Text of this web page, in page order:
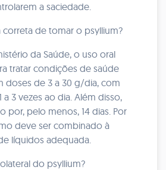
a saciedade.
correta de tomar o psyllium?
da Saúde, o uso oral
tratar condições de saúde
doses de 3 a 30 g/dia, com
a 3 vezes ao dia. Além disso,
por, pelo menos, 14 dias. Por
deve ser combinado à
líquidos adequada.
do psyllium?